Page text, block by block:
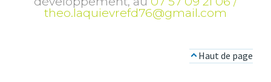
theo.laquievrefd76@gmail.com
Haut de page